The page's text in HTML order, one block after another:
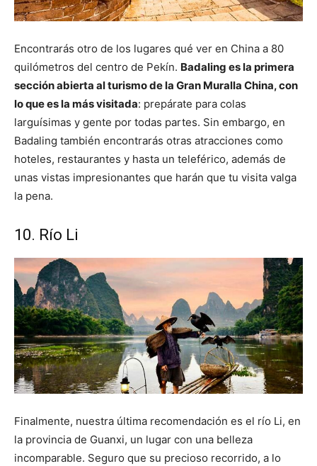
Encontrarás otro de los lugares qué ver en China a 80
quilómetros del centro de Pekín. Badaling es la primera
sección abierta al turismo de la Gran Muralla China, con
lo que es la más visitada: prepárate para colas
larguísimas y gente por todas partes. Sin embargo, en
Badaling también encontrarás otras atracciones como
hoteles, restaurantes y hasta un teleférico, además de
unas vistas impresionantes que harán que tu visita valga
la pena.
10. Río Li
Finalmente, nuestra última recomendación es el río Li, en
la provincia de Guanxi, un lugar con una belleza
incomparable. Seguro que su precioso recorrido, a lo